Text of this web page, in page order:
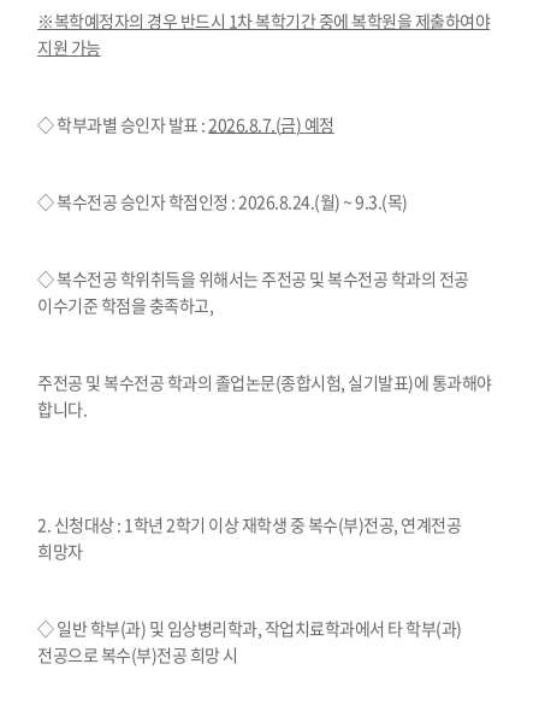
※복학예정자의 경우 반드시 1차 복학기간 중에 복학원을 제출하여야
지원 가능
◇ 학부과별 승인자 발표 :2026.8.7.(금) 예정
◇ 복수전공 승인자 학점인정 :2026.8.24.(월) ~ 9.3.(목)
◇ 복수전공 학위취득을 위해서는 주전공 및 복수전공 학과의 전공
이수기준 학점을 충족하고
주전공 및 복수전공 학과의 졸업논문(종합시험 실기발표)에 통과해야
합니다.
2. 신청대상: 1학년2학기 이상 재학생중 복수(부)전공 연계전공
희망자
◇ 일반 학부(과) 및 임상병리학과, 작업치료학과에서 타 학부(과)
전공으로 복수(부)전공 희망 시